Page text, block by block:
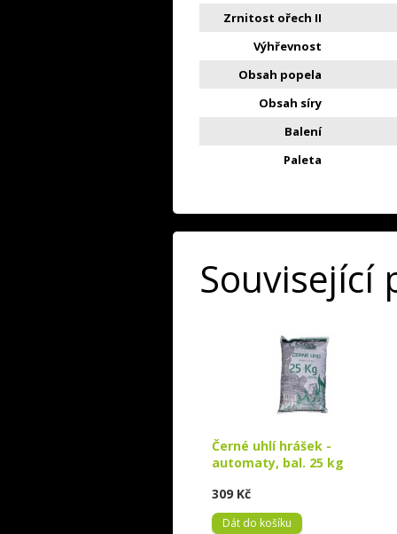
Zrnitost ořech II
Výhřevnost
Obsah popela
Obsah síry
Balení
Paleta
Související
Černé uhlí hrášek -
automaty, bal. 25 kg
309 Kč
Dát do košíku